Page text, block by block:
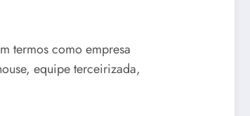
termos como empresa
equipe terceirizada,